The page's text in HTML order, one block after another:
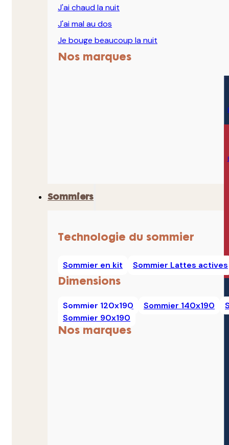
J'ai chaud la nuit
J'ai mal au dos
Je bouge beaucoup la nuit
Nos marques
Sommiers
Technologie du sommier
Sommier en kit Sommier Lattes actives
Dimensions
Sommier 120x190 Sommier 140x190
Sommier 90x190
Nos marques